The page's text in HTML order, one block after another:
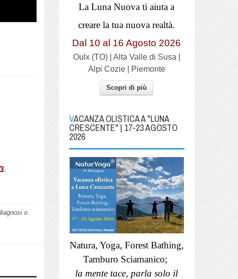
.
o
La Luna Nuova ti aiuta a
creare la tua nuova realtà.
Dal 10 al 16 Agosto 2026
Oulx (TO) | Alta Valle di Susa |
Alpi Cozie | Piemonte
Scopri di più
VACANZA OLISTICA A "LUNA
CRESCENTE" | 17-23 AGOSTO
2026
Natura, Yoga, Forest Bathing,
Tamburo Sciamanico;
la mente tace, parla solo il